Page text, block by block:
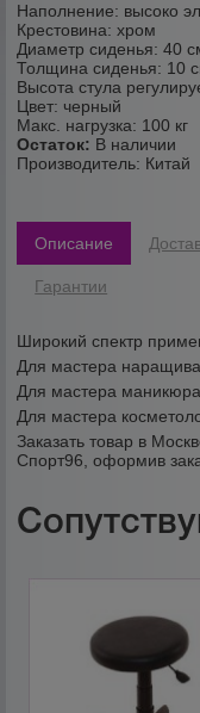
Наполнение: высоко
Крестовина: хром
Диаметр сиденья: 40
Толщина сиденья: 10
Высота стула
Цвет: черный
Макс. нагрузка: 100 кг
Остаток: В наличии
Производитель: Китай
Описание
Гарантии
Широкий спектр
Для мастера
Для мастера
Для мастера
Заказать товар в
Спорт96, оформив